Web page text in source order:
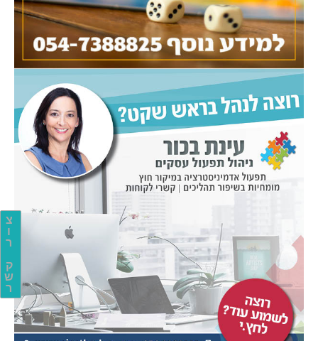
צ
ו
ר
ק
ש
ר